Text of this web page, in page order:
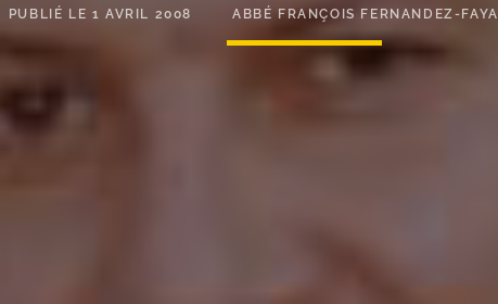
PUBLIÉ LE 1 AVRIL 2008 ABBÉ FRANÇOIS FERNANDEZ-FAYA